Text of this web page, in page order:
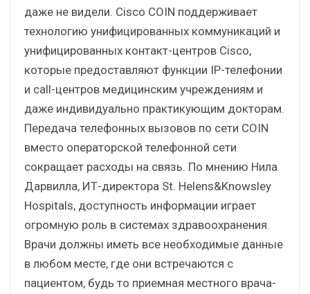
даже не видели. Cisco COIN поддерживает
технологию унифицированных коммуникаций и
унифицированных контакт-центров Cisco,
которые предоставляют функции IP-телефонии
и call-центров медицинским учреждениям и
даже индивидуально практикующим докторам.
Передача телефонных вызовов по сети COIN
вместо операторской телефонной сети
сокращает расходы на связь. По мнению Нила
Дарвилла, ИТ-директора St. Helens&Knowsley
Hospitals, доступность информации играет
огромную роль в системах здравоохранения.
Врачи должны иметь все необходимые данные
в любом месте, где они встречаются с
пациентом, будь то приемная местного врача-